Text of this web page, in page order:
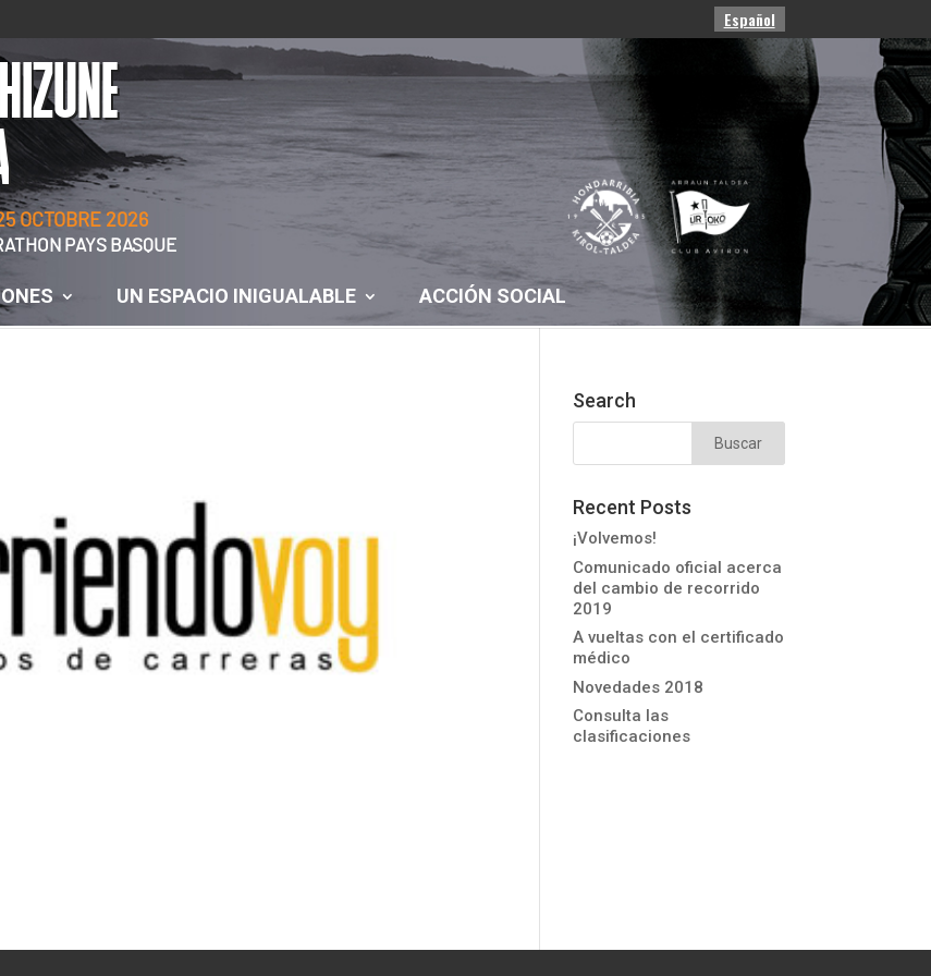
Español
OCTOBRE 2026
PAYS BASQUE
UN ESPACIO INIGUALABLE ACCIÓN SOCIAL
Search
Recent Posts
¡Volvemos!
Comunicado oficial acerca
del cambio de recorrido
2019
A vueltas con el certificado
médico
Novedades 2018
Consulta las
clasificaciones